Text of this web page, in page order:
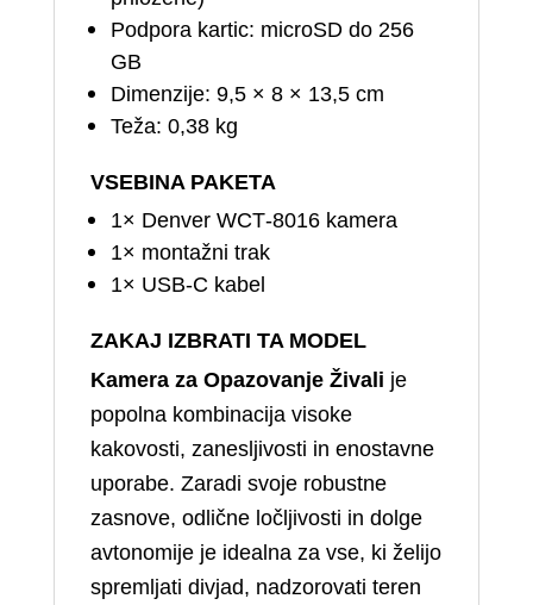
Podpora kartic: microSD do 256
GB
Dimenzije: 9,5 × 8 × 13,5 cm
Teža: 0,38 kg
VSEBINA PAKETA
1× Denver WCT‑8016 kamera
1× montažni trak
1× USB‑C kabel
ZAKAJ IZBRATI TA MODEL
Kamera za Opazovanje Živali je
popolna kombinacija visoke
kakovosti, zanesljivosti in enostavne
uporabe. Zaradi svoje robustne
zasnove, odlične ločljivosti in dolge
avtonomije je idealna za vse, ki želijo
spremljati divjad, nadzorovati teren